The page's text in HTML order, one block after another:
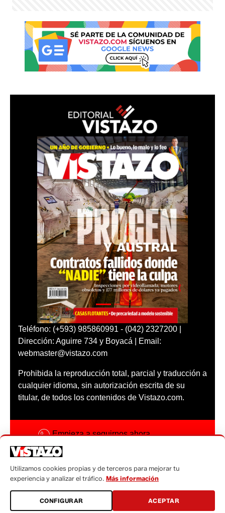
Teléfono: (+593) 985860991 - (042) 2327200 |
Dirección: Aguirre 734 y Boyacá | Email:
webmaster@vistazo.com
Prohibida la reproducción total, parcial y traducción a
cualquier idioma, sin autorización escrita de su
titular, de todos los contenidos de Vistazo.com.
Empieza a seguirnos ahora
Código ética
Sugerencias a:
sugerencias@vistazo.com
Utilizamos cookies propias y de terceros para mejorar tu
experiencia y analizar el tráfico. Más información
CONFIGURAR ACEPTAR